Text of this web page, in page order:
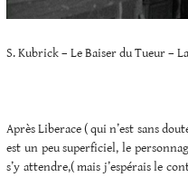
S. Kubrick – Le Baiser du Tueur –
Après Liberace ( qui n’est sans
est un peu superficiel, le
s’y attendre,( mais j’espérais le